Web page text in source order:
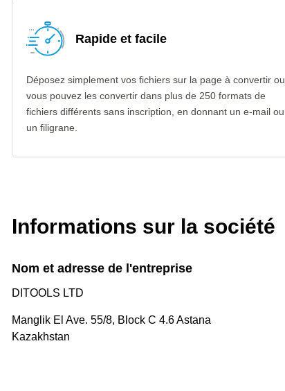
Rapide et facile
Déposez simplement vos fichiers sur la page à convertir ou
vous pouvez les convertir dans plus de 250 formats de
fichiers différents sans inscription, en donnant un e-mail ou
un filigrane.
Informations sur la société
Nom et adresse de l'entreprise
DITOOLS LTD
Manglik El Ave. 55/8, Block C 4.6 Astana
Kazakhstan